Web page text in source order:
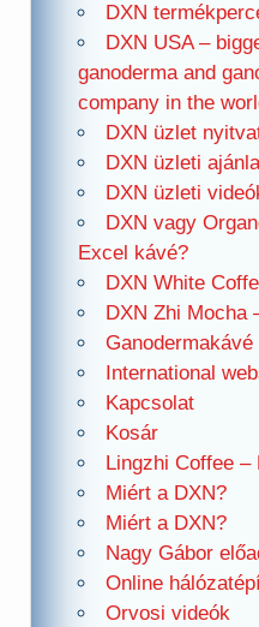
DXN
DXN USA –
ganoderma and
company in the
DXN üzlet
DXN üzleti
DXN üzleti
DXN vagy
Excel kávé?
DXN White
DXN Zhi Mocha
Ganodermakávé
International
Kapcsolat
Kosár
Lingzhi Coffee –
Miért a DXN?
Miért a DXN?
Nagy Gábor
Online
Orvosi videók